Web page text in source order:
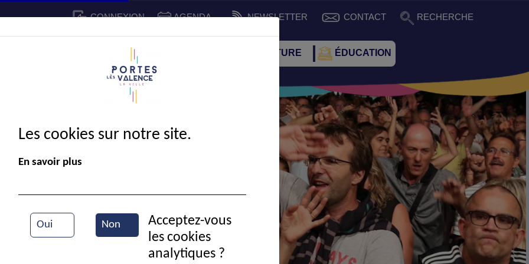
CONNEXION AGENDA NEWSLETTER CONTACT RECHERCHE
CADRE DE VIE SPORT ET CULTURE ÉDUCATION
Durant un concert de Portes en fête
Les cookies sur notre site.
En savoir plus
Oui Non
Acceptez-vous
les cookies
analytiques ?